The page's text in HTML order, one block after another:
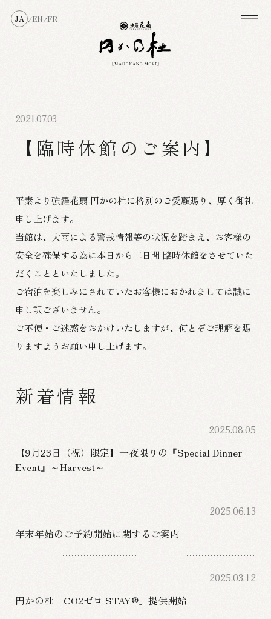
JA /EN/FR
2021.07.03
【臨時休館のご案内】
平素より強羅花扇 円かの杜に格別のご愛顧賜り、厚く御礼
申し上げます。
当館は、大雨による警戒情報等の状況を踏まえ、お客様の
安全を確保する為に本日から二日間 臨時休館をさせていた
だくことといたしました。
ご宿泊を楽しみにされていたお客様におかれましては誠に
申し訳ございません。
ご不便・ご迷惑をおかけいたしますが、何とぞご理解を賜
りますようお願い申し上げます。
新着情報
2025.08.05
【9月23日（祝）限定】一夜限りの『Special Dinner
Event』～Harvest～
2025.06.13
年末年始のご予約開始に関するご案内
2025.03.12
円かの杜「CO2ゼロ STAY®」提供開始